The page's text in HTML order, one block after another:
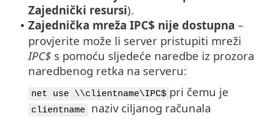
Zajednički resursi).
• Zajednička mreža IPC$ nije dostupna –
provjerite može li server pristupiti mreži
IPC$ s pomoću sljedeće naredbe iz prozora
naredbenog retka na serveru:
net use \\clientname\IPC$ pri čemu je
clientname naziv ciljanog računala